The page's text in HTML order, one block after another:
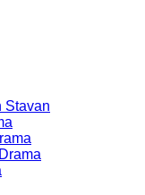
Stavan